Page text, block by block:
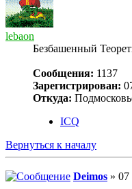
lebaon
Безбашенный
Сообщения: 1137
Зарегистрирован:
Откуда:
ICQ
Вернуться к началу
Deimos » 07